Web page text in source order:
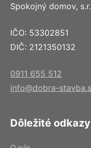
Spokojný domov,
IČO: 53302851
DIČ: 2121350132
0911 655 512
info@dobra-
Dôležité odkazy